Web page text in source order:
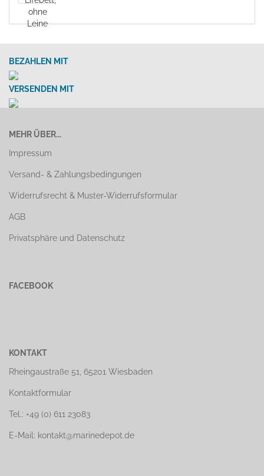
BEZAHLEN MIT
VERSENDEN MIT
MEHR ÜBER...
Impressum
Versand- & Zahlungsbedingungen
Widerrufsrecht & Muster-Widerrufsformular
AGB
Privatsphäre und Datenschutz
FACEBOOK
KONTAKT
Rheingaustraße 51, 65201 Wiesbaden
Kontaktformular
Tel.: +49 (0) 611 23083
E-Mail: kontakt@marinedepot.de